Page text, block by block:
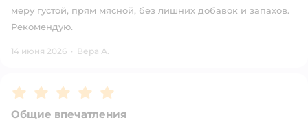
меру густой, прям мясной, без лишних добавок и запахов.
Рекомендую.
14 июня 2026 · Вера А.
Рейтинг:5
Общие впечатления